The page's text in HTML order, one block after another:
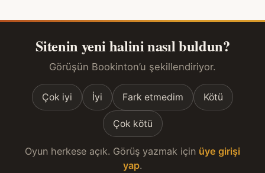
Sitenin yeni halini nasıl buldun?
Görüşün Bookinton’u şekillendiriyor.
Çok iyi İyi Fark etmedim Kötü
Çok kötü
Oyun herkese açık. Görüş yazmak için üye girişi
yap.